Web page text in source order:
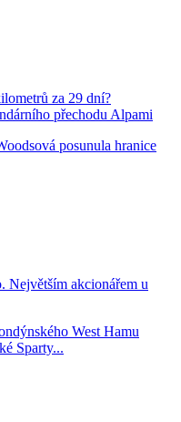
za 29 dní?
přechodu Alpami
posunula hranice
Největším akcionářem u
West Hamu
Sparty...